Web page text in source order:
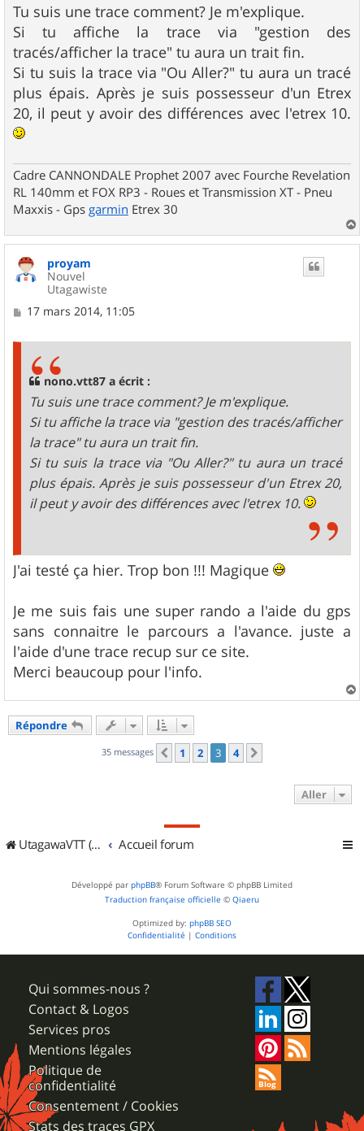
s
s
a
g
e
Tu suis une trace comment? Je m'explique.
Si tu affiche la trace via "gestion des
tracés/afficher la trace" tu aura un trait fin.
Si tu suis la trace via "Ou Aller?" tu aura un tracé
plus épais. Après je suis possesseur d'un Etrex
20, il peut y avoir des différences avec l'etrex 10.
Cadre CANNONDALE Prophet 2007 avec Fourche Revelation
RL 140mm et FOX RP3 - Roues et Transmission XT - Pneu
Maxxis - Gps garmin Etrex 30
a
proyam
Nouvel
Utagawiste
M17 mars 2014, 11:05
nono.vtt87 a écrit :
Tu suis une trace comment? Je m'explique.
Si tu affiche la trace via "gestion des tracés/afficher
la trace" tu aura un trait fin.
Si tu suis la trace via "Ou Aller?" tu aura un tracé
plus épais. Après je suis possesseur d'un Etrex 20,
il peut y avoir des différences avec l'etrex 10.
J'ai testé ça hier. Trop bon !!! Magique
Je me suis fais une super rando a l'aide du gps
sans connaitre le parcours a l'avance. juste a
l'aide d'une trace recup sur ce site.
Merci beaucoup pour l'info.
a
Répondre
35 messages Précédent
1 2 3 4
Aller
UtagawaVTT (Randos VTT et VTTAE avec traces GPS) Accueil forum
Développé par phpBB® Forum Software © phpBB Limited
Traduction française officielle © Qiaeru
Optimized by: phpBB SEO
Confidentialité | Conditions
Qui sommes-nous ?
Contact & Logos
Services pros
Mentions légales
Politique de
confidentialité
Consentement / Cookies
Stats des traces GPX